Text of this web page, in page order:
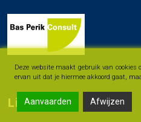
Links
Deze website maakt gebruik van cookies
ervan uit dat je hiermee akkoord gaat,
Aanvaarden Afwijzen